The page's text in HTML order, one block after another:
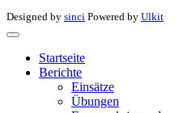
Designed by sinci Powered by Ulkit
Startseite
Berichte
Einsätze
Übungen